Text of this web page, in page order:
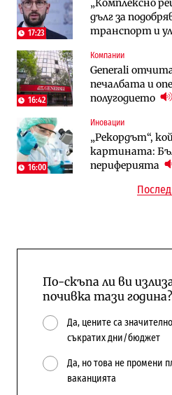
17:23
„Комплексно
дълг за
транспорт и
16:42
Компании
Generali
печалбата и
полугодието
16:00
Иновации
„Рекордът“,
картината:
периферията
АЕЦ
няколко
Компании
„Ендуросат“
космически и
Доброславци
Digi&AI
Трафикът
медии
напълно от
Столична
трасе по бул.
10:12
Енергетика
Държавният
работи с 5
Компании
„Ендуросат“
космически и
Доброславци
По-скъпа ли ви
почивка тази година?
Да, цените са
съкратих дни/бюджет
Да, но това не промени
ваканцията